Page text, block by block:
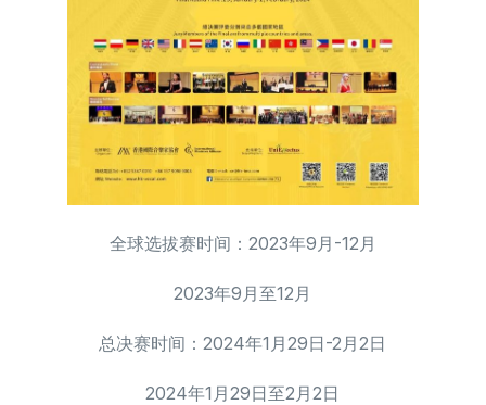
全球选拔赛时间：2023年9月-12月
2023年9月至12月
总决赛时间：2024年1月29日-2月2日
2024年1月29日至2月2日